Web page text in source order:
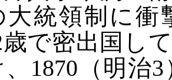
大統領制に衝
で密出国し
、1870（明治